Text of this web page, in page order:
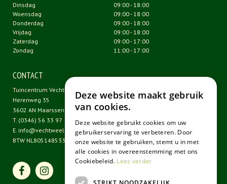
Dinsdag
09:00 - 18:00
Woensdag
09:00 - 18:00
Donderdag
09:00 - 18:00
Vrijdag
09:00 - 18:00
Zaterdag
09:00 - 17:00
Zondag
11:00 - 17:00
CONTACT
Tuincentrum Vechtweelde
Herenweg 35
3602 AN Maarssen
T. (0346) 56 33 97
E. info@vechtweelde.nl
BTW NL805148533B01
Deze website maakt gebruik
van cookies.
Deze website gebruikt cookies om uw
gebruikerservaring te verbeteren. Door
onze website te gebruiken, stemt u in met
alle cookies in overeenstemming met ons
Cookiebeleid. Lees verder